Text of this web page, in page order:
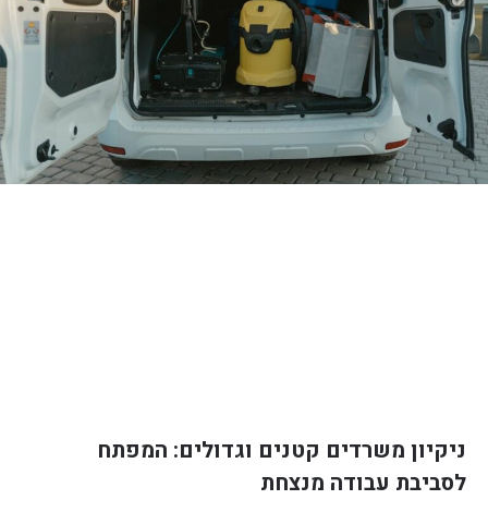
ניקיון משרדים קטנים וגדולים: המפתח
לסביבת עבודה מנצחת